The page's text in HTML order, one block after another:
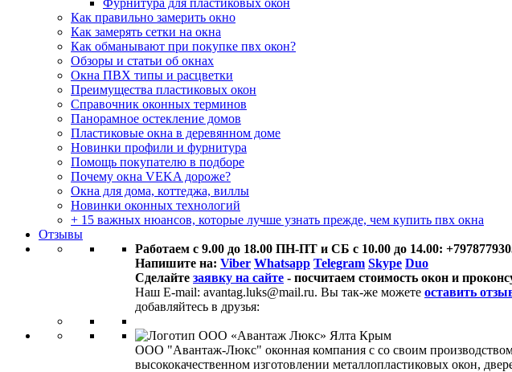
Как правильно замерить окно
Как замерять сетки на окна
Как обманывают при покупке пвх окон?
Обзоры и статьи об окнах
Окна ПВХ типы и расцветки
Преимущества пластиковых окон
Справочник оконных терминов
Панорамное остекление домов
Пластиковые окна в деревянном доме
Новинки профили и фурнитура
Помощь покупателю в подборе
Почему окна VEKA дороже?
Окна для дома, коттеджа, виллы
Новинки оконных технологий
+ 15 важных нюансов, которые лучше узнать прежде, чем купить пвх окна
Отзывы
Работаем с 9.00 до 18.00 ПН-ПТ и СБ с 10.00 до 14.00:
Напишите на: Viber Whatsapp Telegram Skype Duo
Сделайте заявку на сайте - посчитаем стоимость окон и
Наш E-mail: avantag.luks@mail.ru. Вы так-же можете оставить
добавляйтесь в друзья:
ООО "Авантаж-Люкс" оконная компания с со своим
высококачественном изготовлении металлопластиковых окон,